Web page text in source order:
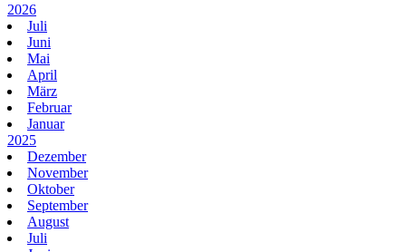
2026
Juli
Juni
Mai
April
März
Februar
Januar
2025
Dezember
November
Oktober
September
August
Juli